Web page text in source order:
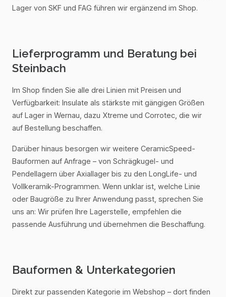
Lager von SKF und FAG führen wir ergänzend im Shop.
Lieferprogramm und Beratung bei
Steinbach
Im Shop finden Sie alle drei Linien mit Preisen und
Verfügbarkeit: Insulate als stärkste mit gängigen Größen
auf Lager in Wernau, dazu Xtreme und Corrotec, die wir
auf Bestellung beschaffen.
Darüber hinaus besorgen wir weitere CeramicSpeed-
Bauformen auf Anfrage – von Schrägkugel- und
Pendellagern über Axiallager bis zu den LongLife- und
Vollkeramik-Programmen. Wenn unklar ist, welche Linie
oder Baugröße zu Ihrer Anwendung passt, sprechen Sie
uns an: Wir prüfen Ihre Lagerstelle, empfehlen die
passende Ausführung und übernehmen die Beschaffung.
Bauformen & Unterkategorien
Direkt zur passenden Kategorie im Webshop – dort finden